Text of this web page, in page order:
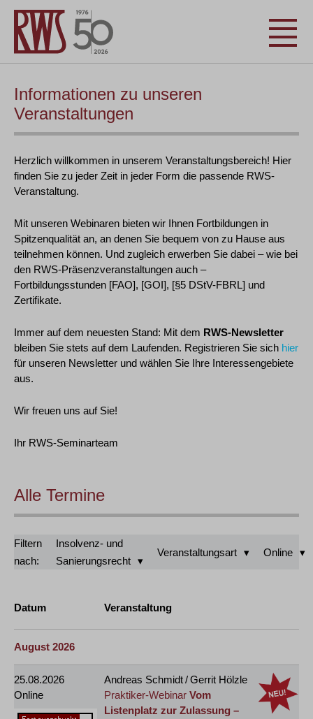
Informationen zu unseren
Veranstaltungen
Herzlich willkommen in unserem Veranstaltungsbereich! Hier
finden Sie zu jeder Zeit in jeder Form die passende RWS-
Veranstaltung.
Mit unseren Webinaren bieten wir Ihnen Fortbildungen in
Spitzenqualität an, an denen Sie bequem von zu Hause aus
teilnehmen können. Und zugleich erwerben Sie dabei – wie bei
den RWS-Präsenzveranstaltungen auch –
Fortbildungsstunden [FAO], [GOI], [§5 DStV-FBRL] und
Zertifikate.
Immer auf dem neuesten Stand: Mit dem RWS-Newsletter
bleiben Sie stets auf dem Laufenden. Registrieren Sie sich hier
für unseren Newsletter und wählen Sie Ihre Interessengebiete
aus.
Wir freuen uns auf Sie!
Ihr RWS-Seminarteam
Alle Termine
Filtern
nach:
Insolvenz- und
Sanierungsrecht
Veranstaltungsart Online
Datum Veranstaltung
August 2026
25.08.2026
Online
Andreas Schmidt / Gerrit Hölzle
Praktiker-Webinar Vom
Listenplatz zur Zulassung –